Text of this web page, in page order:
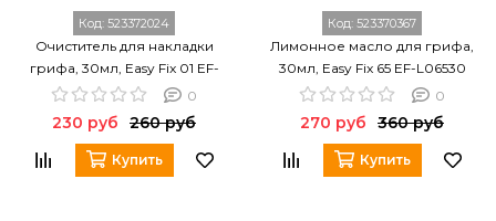
Код: 523372024
Очиститель для накладки
грифа, 30мл, Easy Fix 01 EF-
FC0130
0
230 руб 260 руб
Купить
Код: 523370367
Лимонное масло для грифа,
30мл, Easy Fix 65 EF-L06530
0
270 руб 360 руб
Купить